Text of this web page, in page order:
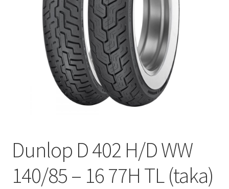
Dunlop D 402 H/D WW
140/85 – 16 77H TL (taka)